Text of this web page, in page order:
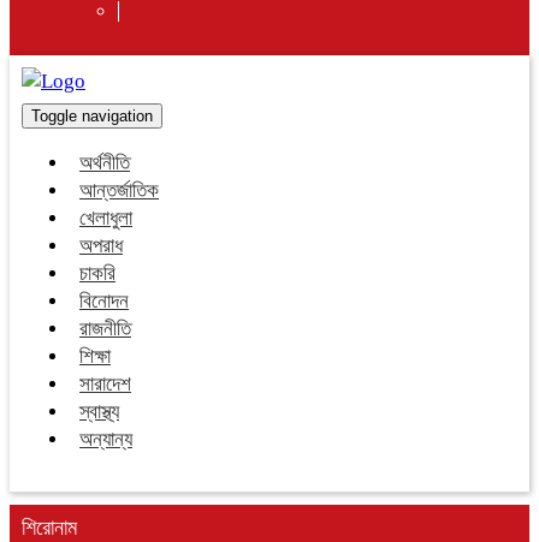
Toggle navigation
অর্থনীতি
আন্তর্জাতিক
খেলাধুলা
অপরাধ
চাকরি
বিনোদন
রাজনীতি
শিক্ষা
সারাদেশ
স্বাস্থ্য
অন্যান্য
শিরোনাম